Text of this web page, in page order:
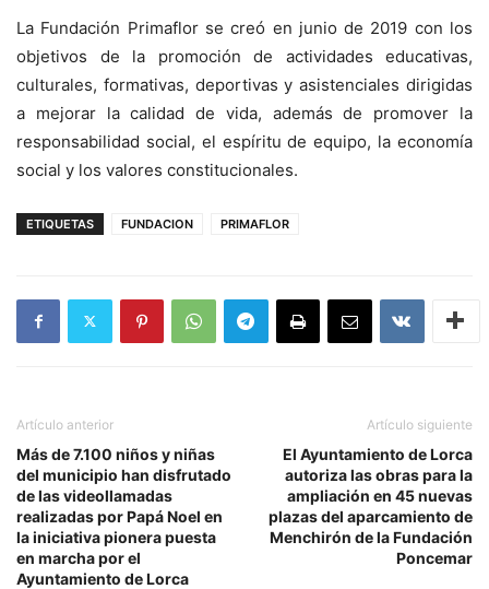
La Fundación Primaflor se creó en junio de 2019 con los
objetivos de la promoción de actividades educativas,
culturales, formativas, deportivas y asistenciales dirigidas
a mejorar la calidad de vida, además de promover la
responsabilidad social, el espíritu de equipo, la economía
social y los valores constitucionales.
ETIQUETAS FUNDACION PRIMAFLOR
Artículo anterior
Más de 7.100 niños y niñas
del municipio han disfrutado
de las videollamadas
realizadas por Papá Noel en
la iniciativa pionera puesta
en marcha por el
Ayuntamiento de Lorca
Artículo siguiente
El Ayuntamiento de Lorca
autoriza las obras para la
ampliación en 45 nuevas
plazas del aparcamiento de
Menchirón de la Fundación
Poncemar